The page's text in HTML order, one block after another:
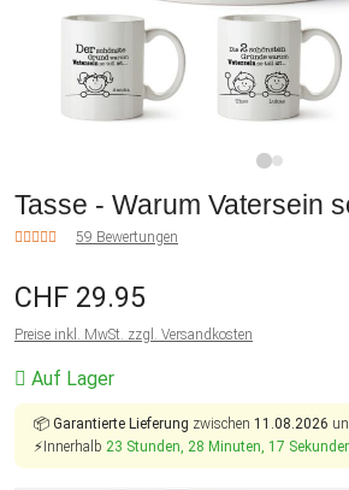
Tasse - Warum Vatersein
59 Bewertungen
CHF 29.95
Preise inkl. MwSt. zzgl. Versandkosten
Auf Lager
📦 Garantierte Lieferung zwischen 11.08.2026
⚡Innerhalb 23 Stunden, 28 Minuten, 16